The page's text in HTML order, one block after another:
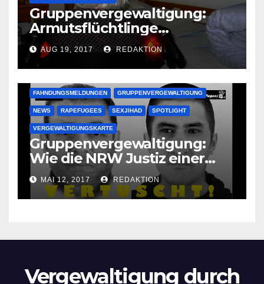
Gruppenvergewaltigung:
Armutsflüchtlinge
vergewaltigen bettlägerige
Oma im Schlaf
krankenhausreif
AUG 19, 2017 REDAKTION
FAHNDUNGSMELDUNGEN GRUPPENVERGEWALTIGUNG
NEWS RAPEFUGEES SEXJIHAD SPOTLIGHT
VERGEWALTIGUNGSKARTE
Gruppenvergewaltigung:
Wie die NRW Justiz einer
Lokalzeitung verbietet diese
Bilder zu veröffentlichen
MAI 12, 2017 REDAKTION
Vergewaltigung durch